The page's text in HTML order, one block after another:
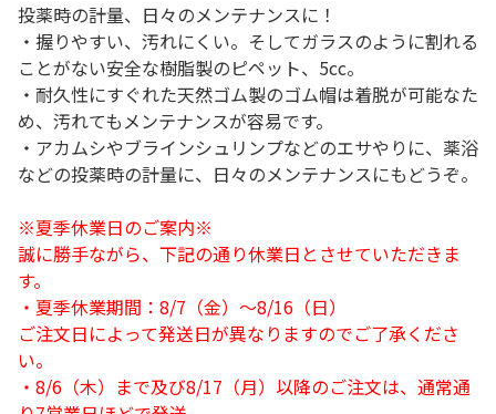
投薬時の計量、日々のメンテナンスに！
・握りやすい、汚れにくい。そしてガラスのように割れる
ことがない安全な樹脂製のピペット、5cc。
・耐久性にすぐれた天然ゴム製のゴム帽は着脱が可能なた
め、汚れてもメンテナンスが容易です。
・アカムシやブラインシュリンプなどのエサやりに、薬浴
などの投薬時の計量に、日々のメンテナンスにもどうぞ。
※夏季休業日のご案内※
誠に勝手ながら、下記の通り休業日とさせていただきま
す。
・夏季休業期間：8/7（金）～8/16（日）
ご注文日によって発送日が異なりますのでご了承くださ
い。
・8/6（木）まで及び8/17（月）以降のご注文は、通常通